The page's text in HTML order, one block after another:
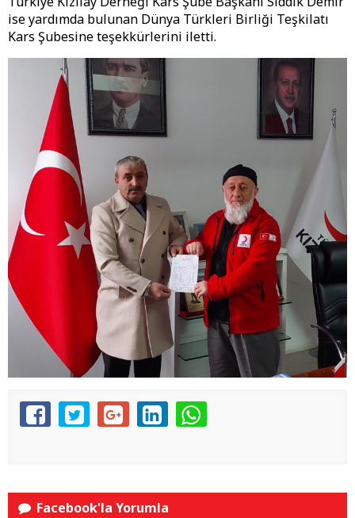
ise yardımda bulunan Dünya Türkleri Birliği Teşkilatı
Kars Şubesine teşekkürlerini iletti.
Facebook'la Yorumla